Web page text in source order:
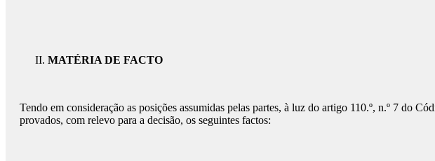
MATÉRIA DE FACTO
Tendo em consideração as posições assumidas pelas partes, à luz do artigo 110.º, n.º 7 do
provados, com relevo para a decisão, os seguintes factos: